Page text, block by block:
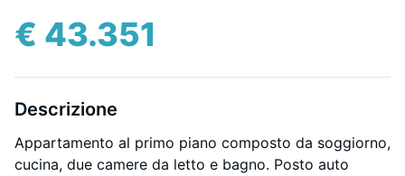
€ 43.351
Descrizione
Appartamento al primo piano composto da soggiorno,
cucina, due camere da letto e bagno. Posto auto